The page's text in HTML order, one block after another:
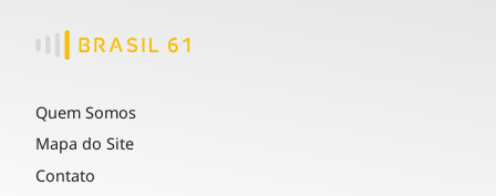
Quem Somos
Mapa do Site
Contato